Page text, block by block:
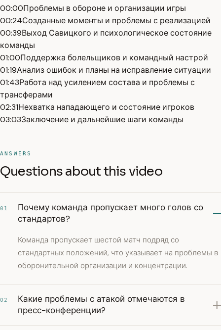
00:00Проблемы в обороне и организации игры
00:24Созданные моменты и проблемы с реализацией
00:39Выход Савицкого и психологическое состояние
команды
01:00Поддержка болельщиков и командный настрой
01:19Анализ ошибок и планы на исправление ситуации
01:43Работа над усилением состава и проблемы с
трансферами
02:31Нехватка нападающего и состояние игроков
03:03Заключение и дальнейшие шаги команды
ANSWERS
Questions about this video
01
Почему команда пропускает много голов со
стандартов?
Команда пропускает шестой матч подряд со
стандартных положений, что указывает на проблемы в
оборонительной организации и концентрации.
02
Какие проблемы с атакой отмечаются в
пресс-конференции?